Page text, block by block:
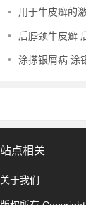
• 用于牛皮癣的
• 后脖颈牛皮癣
• 涂搽银屑病 涂
站点相关
关于我们